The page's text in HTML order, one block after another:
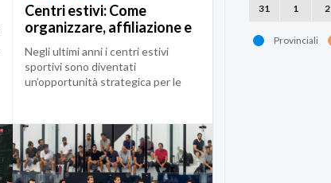
Centri estivi: Come
organizzare, affiliazione e
coperture assicurative
Negli ultimi anni i centri estivi
sportivi sono diventati
un’opportunità strategica per le
31 1 2
Provinciali